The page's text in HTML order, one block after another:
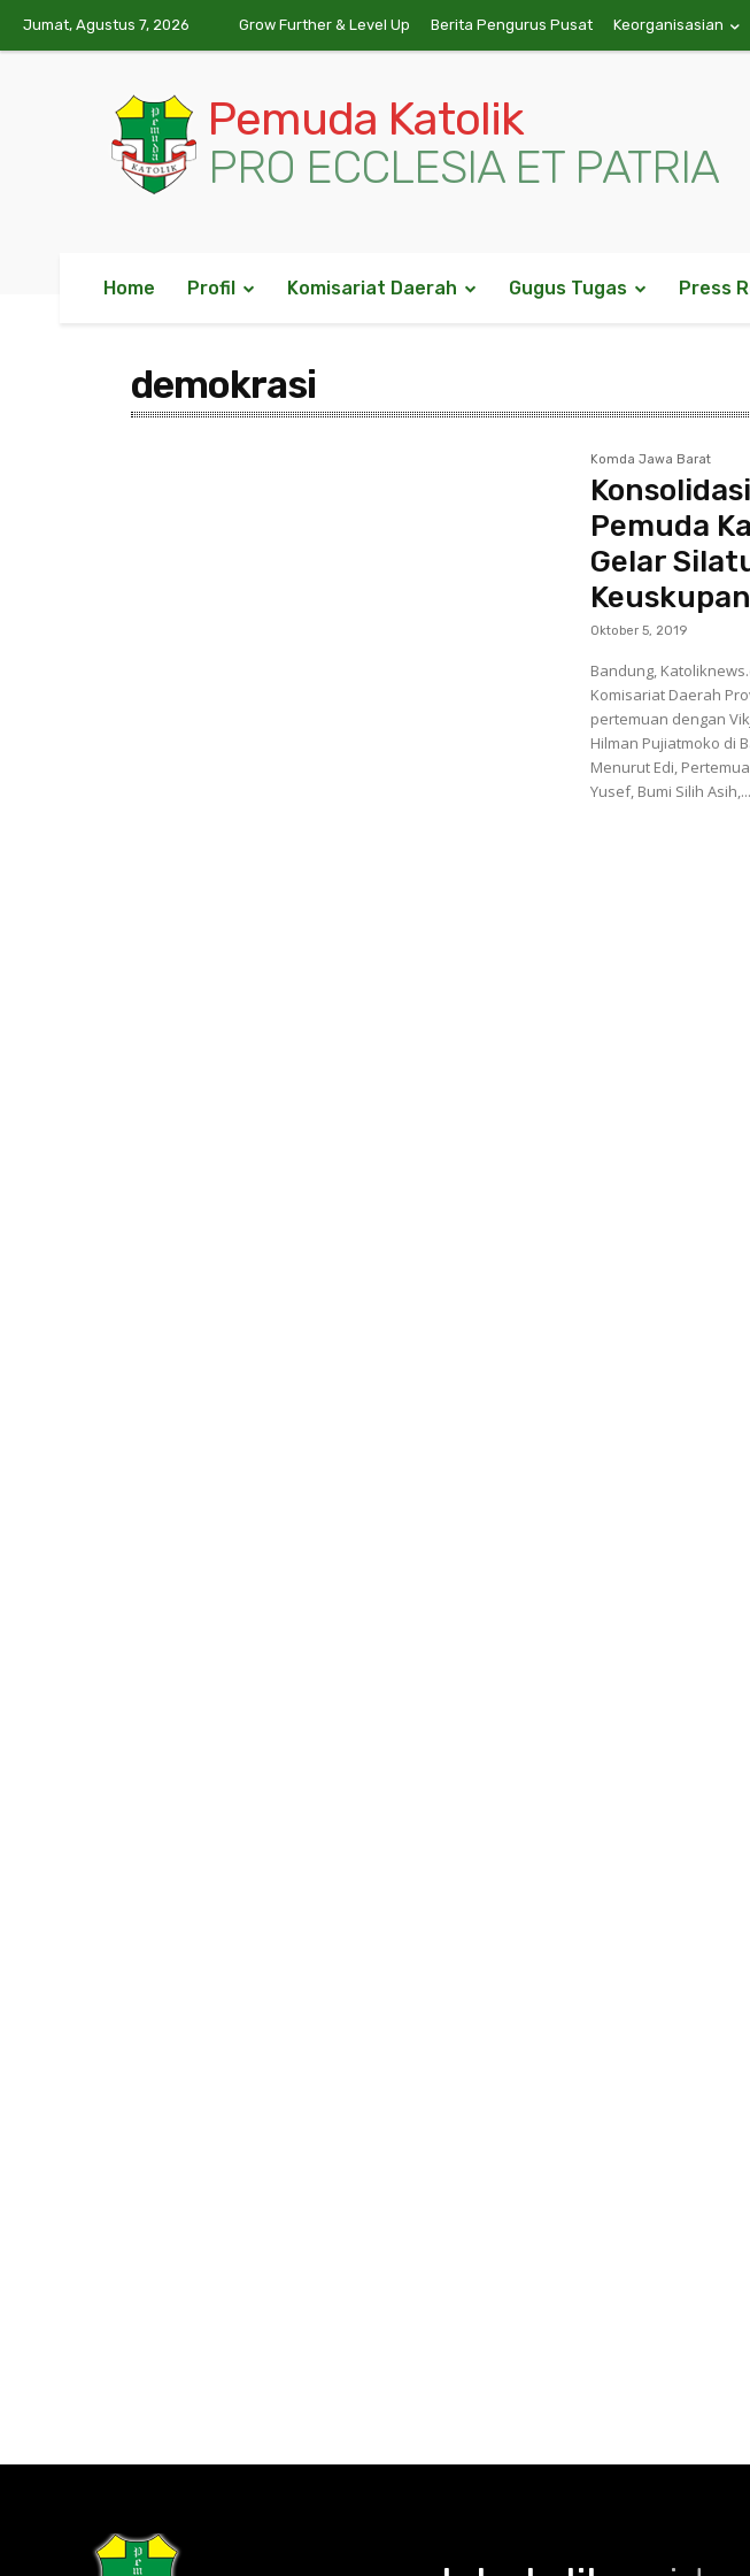
Jumat, Agustus 7, 2026 Grow Further & Level Up Berita Pengurus Pusat Keorganisasian
Pemuda Katolik
PRO ECCLESIA ET PATRIA
Home Profil Komisariat Daerah Gugus Tugas Press
demokrasi
Komda Jawa Barat
Pemuda
Gelar
Oktober 5, 2019
Bandung,
Komisariat Daerah
pertemuan dengan
Hilman Pujiatmoko di
Menurut Edi,
Yusef, Bumi Silih Asih,...